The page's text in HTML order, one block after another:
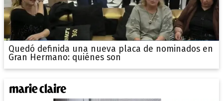
Quedó definida una nueva placa de nominados en
Gran Hermano: quiénes son